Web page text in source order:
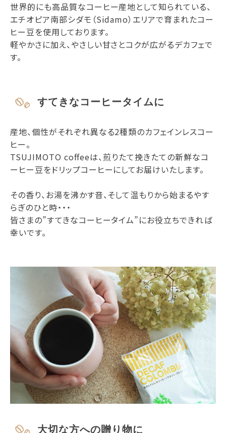
世界的にも高品質なコーヒー産地として知られている、
エチオピア南部シダモ（Sidamo）エリアで育まれたコー
ヒー豆を使用しております。
軽やかさに加え、やさしい甘さとコクが広がるデカフェで
す。
すてきなコーヒータイムに
産地、個性がそれぞれ異なる2種類のカフェインレスコー
ヒー。
TSUJIMOTO coffeeは、煎りたて挽きたての新鮮なコ
ーヒー豆をドリップコーヒーにしてお届けいたします。
その香り、お湯を沸かす音、そして温もりから始まるやす
らぎのひと時・・・
皆さまの”すてきなコーヒータイム”にお役立ちできれば
幸いです。
大切な方への贈り物に